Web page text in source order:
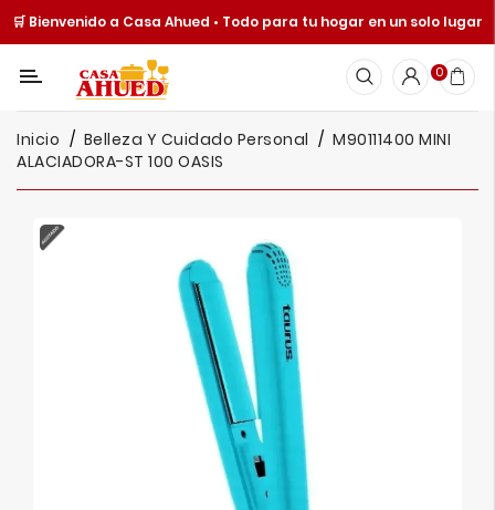
🛒 Bienvenido a Casa Ahued • Todo para tu hogar en un solo lugar
Categoría
Cocina
Y
Mesa
Hogar
0
Inicio Belleza Y Cuidado Personal
M90111400 MINI
ALACIADORA-ST 100 OASIS